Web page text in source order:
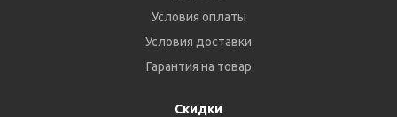
Условия оплаты
Условия доставки
Гарантия на товар
Скидки